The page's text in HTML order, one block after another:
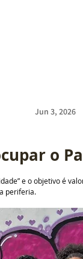
Jun 3, 2026
o
e o objetivo é
periferia.